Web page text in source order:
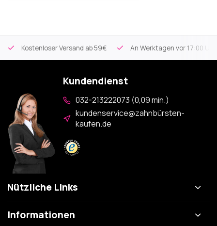
Kostenloser Versand ab 59€ An Werktagen vor 17:00
Kundendienst
032-213222073 (0,09 min.)
kundenservice@zahnbürsten-
kaufen.de
Nützliche Links
Informationen